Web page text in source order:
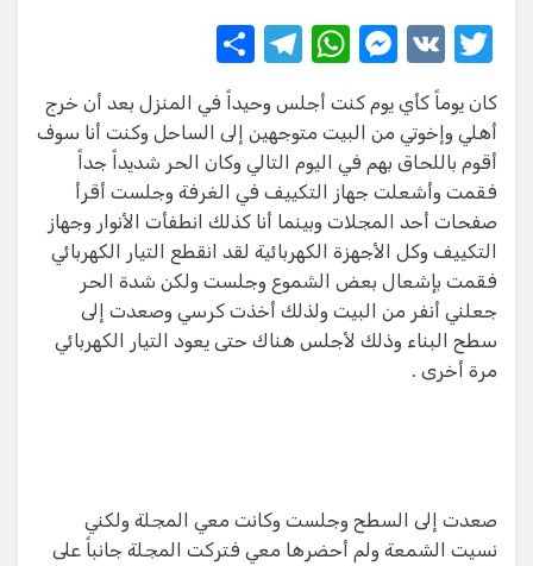
T
w
it
te
r
V
M
ss
e
n
g
er
W
at
s
A
p
p
T
e
gr
a
m
ar
e
كان يوماً كأي يوم كنت أجلس وحيداً في المنزل بعد أن خرج
أهلي وإخوتي من البيت متوجهين إلى الساحل وكنت أنا سوف
أقوم باللحاق بهم في اليوم التالي وكان الحر شديداً جداً
فقمت وأشعلت جهاز التكييف في الغرفة وجلست أقرأ
صفحات أحد المجلات وبينما أنا كذلك انطفأت الأنوار وجهاز
التكييف وكل الأجهزة الكهربائية لقد انقطع التيار الكهربائي
فقمت بإشعال بعض الشموع وجلست ولكن شدة الحر
جعلني أنفر من البيت ولذلك أخذت كرسي وصعدت إلى
سطح البناء وذلك لأجلس هناك حتى يعود التيار الكهربائي
مرة أخرى .
صعدت إلى السطح وجلست وكانت معي المجلة ولكني
نسيت الشمعة ولم أحضرها معي فتركت المجلة جانباً على